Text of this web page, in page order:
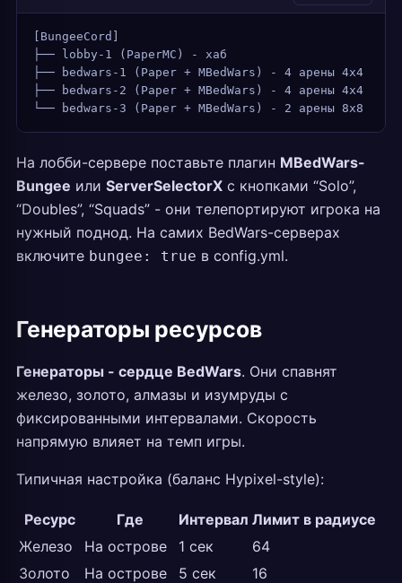
[BungeeCord]
├── lobby-1 (PaperMC) - хаб
├── bedwars-1 (Paper + MBedWars) - 4 арены 4х4
├── bedwars-2 (Paper + MBedWars) - 4 арены 4х4
└── bedwars-3 (Paper + MBedWars) - 2 арены 8х8
На лобби-сервере поставьте плагин MBedWars-
Bungee или ServerSelectorX с кнопками “Solo”,
“Doubles”, “Squads” - они телепортируют игрока на
нужный поднод. На самих BedWars-серверах
включите bungee: true в config.yml.
Генераторы ресурсов
Генераторы - сердце BedWars. Они спавнят
железо, золото, алмазы и изумруды с
фиксированными интервалами. Скорость
напрямую влияет на темп игры.
Типичная настройка (баланс Hypixel-style):
Ресурс Где Интервал Лимит в радиусе
Железо
На острове 1 сек
64
Золото
На острове 5 сек
16